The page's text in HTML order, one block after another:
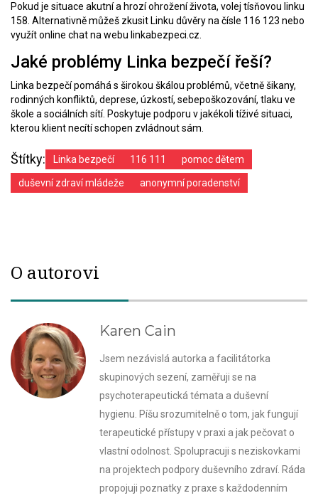
Pokud je situace akutní a hrozí ohrožení života, volej tísňovou linku
158. Alternativně můžeš zkusit Linku důvěry na čísle 116 123 nebo
využít online chat na webu linkabezpeci.cz.
Jaké problémy Linka bezpečí řeší?
Linka bezpečí pomáhá s širokou škálou problémů, včetně šikany,
rodinných konfliktů, deprese, úzkostí, sebepoškozování, tlaku ve
škole a sociálních sítí. Poskytuje podporu v jakékoli tíživé situaci,
kterou klient necítí schopen zvládnout sám.
Štítky: Linka bezpečí 116 111 pomoc dětem
duševní zdraví mládeže anonymní poradenství
O autorovi
Karen Cain
Jsem nezávislá autorka a facilitátorka
skupinových sezení, zaměřuji se na
psychoterapeutická témata a duševní
hygienu. Píšu srozumitelně o tom, jak fungují
terapeutické přístupy v praxi a jak pečovat o
vlastní odolnost. Spolupracuji s neziskovkami
na projektech podpory duševního zdraví. Ráda
propojuji poznatky z praxe s každodenním